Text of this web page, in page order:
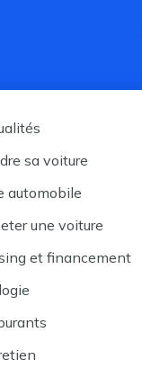
sa voiture
automobile
une voiture
et financement